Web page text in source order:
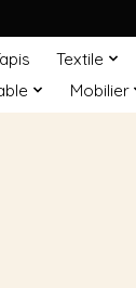
Textile
Mobilier